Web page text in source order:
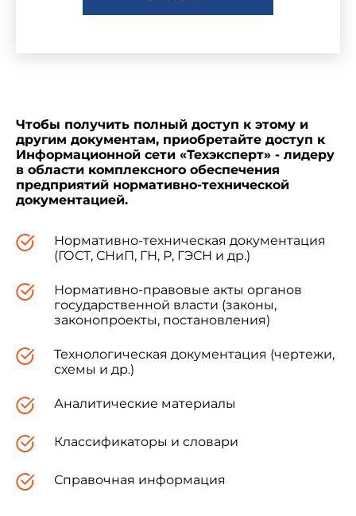
Чтобы получить полный доступ к этому и
другим документам, приобретайте доступ к
Информационной сети «Техэксперт» - лидеру
в области комплексного обеспечения
предприятий нормативно-технической
документацией.
Нормативно-техническая документация
(ГОСТ, СНиП, ГН, Р, ГЭСН и др.)
Нормативно-правовые акты органов
государственной власти (законы,
законопроекты, постановления)
Технологическая документация (чертежи,
схемы и др.)
Аналитические материалы
Классификаторы и словари
Справочная информация